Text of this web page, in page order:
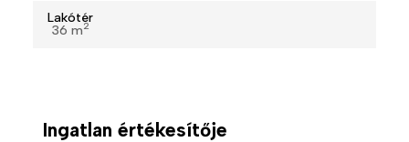
Lakótér
36 m2
Ingatlan értékesítője